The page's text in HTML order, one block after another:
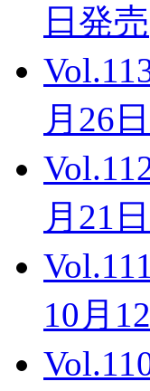
日発売
月26
月21
10月